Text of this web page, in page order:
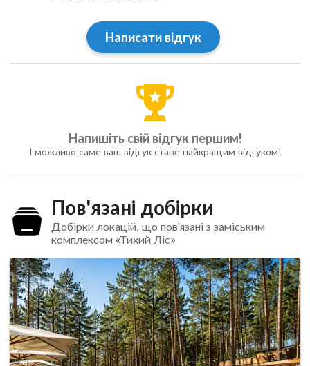
Написати відгук
Напишіть свій відгук першим!
І можливо саме ваш відгук стане найкращим відгуком!
Пов'язані добірки
Добірки локацій, що пов'язані з заміським
комплексом «Тихий Ліс»